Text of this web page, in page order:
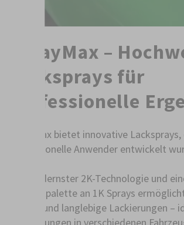
SprayMax –
Lacksprays für
professionelle
SprayMax bietet innovative
professionelle Anwender entwickelt
Mit modernster 2K-Technologie und
Produktpalette an 1K Sprays
präzise und langlebige Lackierungen –
Anwendungen in verschiedenen